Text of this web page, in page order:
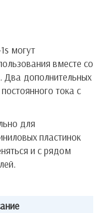
могут
вместе со
Два дополнительных
тока с
для
пластинок
и с рядом